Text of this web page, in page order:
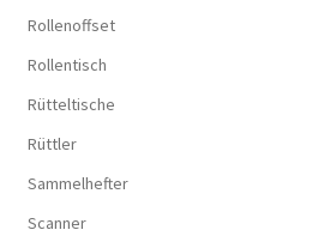
Rollenoffset
Rollentisch
Rütteltische
Rüttler
Sammelhefter
Scanner